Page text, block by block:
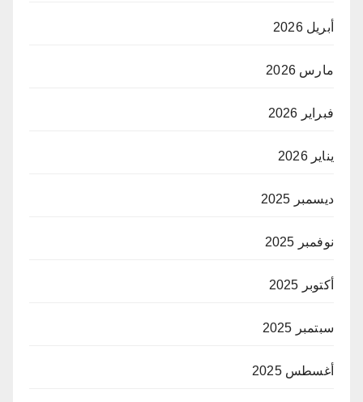
أبريل 2026
مارس 2026
فبراير 2026
يناير 2026
ديسمبر 2025
نوفمبر 2025
أكتوبر 2025
سبتمبر 2025
أغسطس 2025